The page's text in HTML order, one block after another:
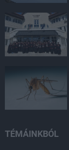
TÉMÁINKBÓL